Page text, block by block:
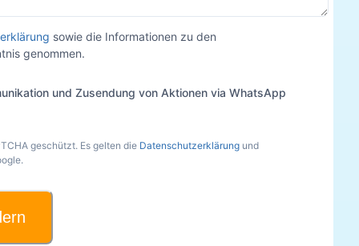
sowie die Informationen zu den
genommen.
und Zusendung von Aktionen via WhatsApp
geschützt. Es gelten die Datenschutzerklärung und